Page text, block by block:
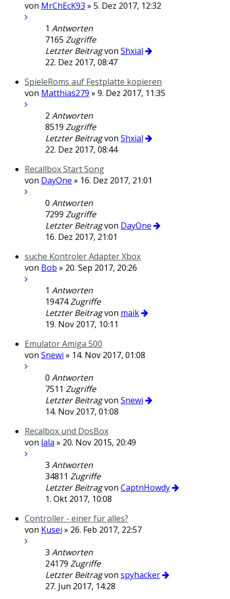
von MrChEcK93 » 5. Dez 2017, 12:32
1 Antworten
7165 Zugriffe
Letzter Beitragvon Shxial
22. Dez 2017, 08:47
SpieleRoms auf Festplatte kopieren
von Matthias279 » 9. Dez 2017, 11:35
2 Antworten
8519 Zugriffe
Letzter Beitragvon Shxial
22. Dez 2017, 08:44
Recallbox Start Song
von DayOne » 16. Dez 2017, 21:01
0 Antworten
7299 Zugriffe
Letzter Beitragvon DayOne
16. Dez 2017, 21:01
suche Kontroler Adapter Xbox
von Bob » 20. Sep 2017, 20:26
1 Antworten
19474Zugriffe
Letzter Beitragvon maik
19. Nov 2017, 10:11
Emulator Amiga 500
von Snewi » 14. Nov 2017, 01:08
0 Antworten
7511 Zugriffe
Letzter Beitragvon Snewi
14. Nov 2017, 01:08
Recalbox und DosBox
von lala » 20. Nov 2015, 20:49
3 Antworten
34811 Zugriffe
Letzter Beitragvon CaptnHowdy
1. Okt 2017, 10:08
Controller - einer für alles?
von Kusei » 26. Feb 2017, 22:57
3 Antworten
24179 Zugriffe
Letzter Beitragvon spyhacker
27. Jun 2017, 14:28